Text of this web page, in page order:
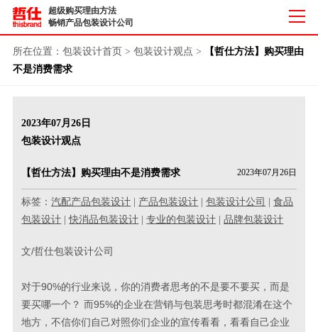
超级购买理由方法
畅销产品包装设计公司
所在位置： 包装设计首页 > 包装设计观点 >
【哲仕方法】购买理由
不是消费需求
2023年07月26日
包装设计观点
【哲仕方法】购买理由不是消费需求 2023年07月26日
标签：汽配产品包装设计 产品包装设计 |包装设计公司 |食品
包装设计 |快消品包装设计 |专业的包装设计 |品牌包装设计
文/哲仕包装设计公司
对于90%的行业来说，你的消费者思考的不是要不要买，而是
要买哪一个？ 而95%的企业在营销与包装思考时都混淆在这个
地方，不信你们自己对照你们企业的宣传看看，看看自己企业